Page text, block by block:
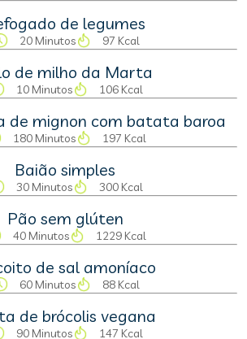
de legumes
20 Minutos 97 Kcal
de milho da Marta
10 Minutos 106 Kcal
de mignon com batata baroa
180 Minutos 197 Kcal
Baião simples
30 Minutos 300 Kcal
Pão sem glúten
40 Minutos 1229 Kcal
de sal amoníaco
60 Minutos 88 Kcal
de brócolis vegana
90 Minutos 147 Kcal